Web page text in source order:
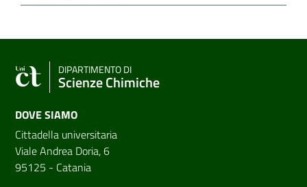
DIPARTIMENTO DI
Scienze Chimiche
DOVE SIAMO
Cittadella universitaria
Viale Andrea Doria, 6
95125 - Catania